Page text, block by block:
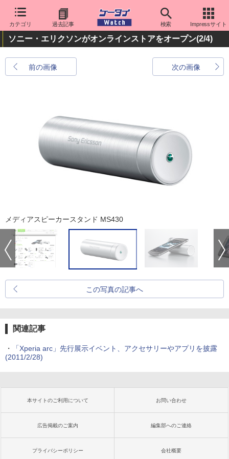
カテゴリ 過去記事 検索 Impressサイト
ソニー・エリクソンがオンラインストアをオープン(2/4)
前の画像 次の画像
メディアスピーカースタンド MS430
この写真の記事へ
関連記事
・
「Xperia arc」先行展示イベント、アクセサリーやアプリを披露
(2011/2/28)
本サイトのご利用について お問い合わせ
広告掲載のご案内 編集部へのご連絡
プライバシーポリシー 会社概要